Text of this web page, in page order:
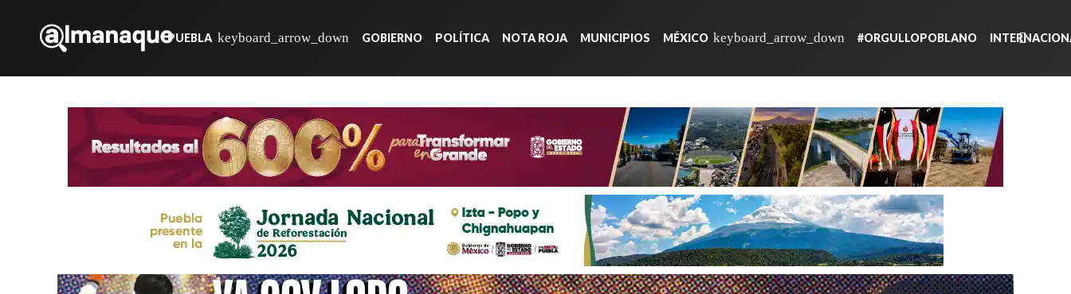
PUEBLA GOBIERNO POLÍTICA NOTA ROJA MUNICIPIOS MÉXICO #ORGULLOPOBLANO